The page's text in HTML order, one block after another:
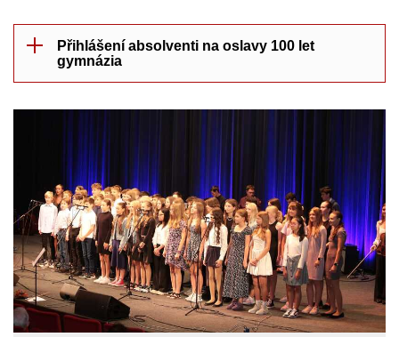
Přihlášení absolventi na oslavy 100 let
gymnázia